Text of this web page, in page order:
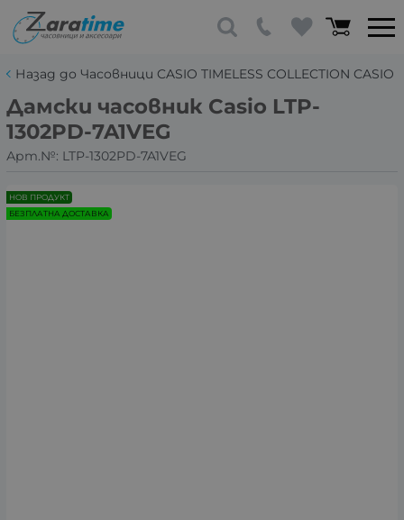
Назад до Часовници CASIO TIMELESS COLLECTION CASIO
Дамски часовник Casio LTP-
1302PD-7A1VEG
Арт.№: LTP-1302PD-7A1VEG
НОВ ПРОДУКТ
БЕЗПЛАТНА ДОСТАВКА